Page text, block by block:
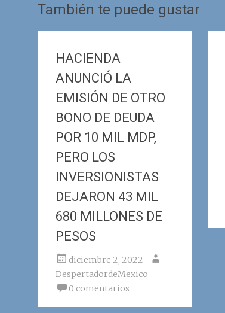
entrada
También te puede gustar
HACIENDA
ANUNCIÓ LA
EMISIÓN DE OTRO
BONO DE DEUDA
POR 10 MIL MDP,
PERO LOS
INVERSIONISTAS
DEJARON 43 MIL
680 MILLONES DE
PESOS
diciembre 2, 2022
DespertadordeMexico
0 comentarios